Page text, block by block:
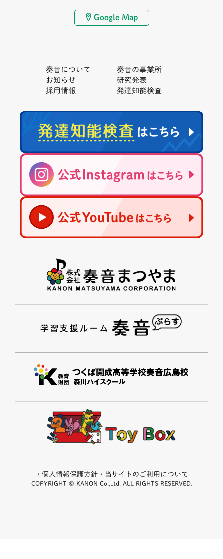
Google Map
奏音について
奏音の事業所
お知らせ
研究発表
採用情報
発達知能検査
COPYRIGHT © KANON Co.,Ltd. ALL RIGHTS RESERVED.
・個人情報保護方針 ・当サイトのご利用について